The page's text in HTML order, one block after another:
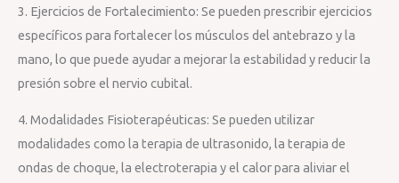
3. Ejercicios de Fortalecimiento: Se pueden prescribir ejercicios
específicos para fortalecer los músculos del antebrazo y la
mano, lo que puede ayudar a mejorar la estabilidad y reducir la
presión sobre el nervio cubital.
4. Modalidades Fisioterapéuticas: Se pueden utilizar
modalidades como la terapia de ultrasonido, la terapia de
ondas de choque, la electroterapia y el calor para aliviar el